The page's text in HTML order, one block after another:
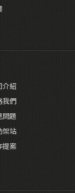
介紹
我們
問題
架站
提案